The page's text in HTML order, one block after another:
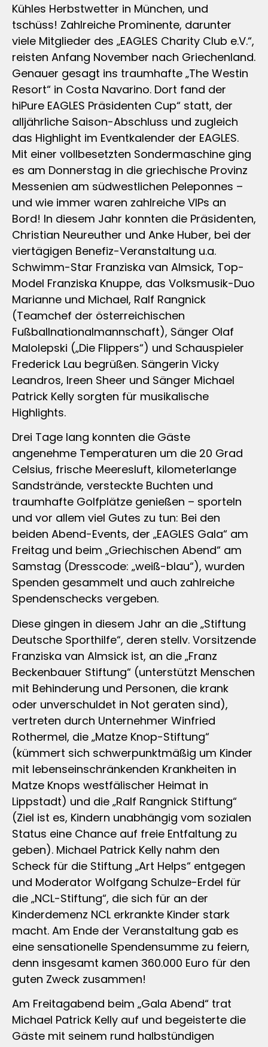
Kühles Herbstwetter in München, und
tschüss! Zahlreiche Prominente, darunter
viele Mitglieder des „EAGLES Charity Club e.V.“,
reisten Anfang November nach Griechenland.
Genauer gesagt ins traumhafte „The Westin
Resort“ in Costa Navarino. Dort fand der
hiPure EAGLES Präsidenten Cup“ statt, der
alljährliche Saison-Abschluss und zugleich
das Highlight im Eventkalender der EAGLES.
Mit einer vollbesetzten Sondermaschine ging
es am Donnerstag in die griechische Provinz
Messenien am südwestlichen Peleponnes –
und wie immer waren zahlreiche VIPs an
Bord! In diesem Jahr konnten die Präsidenten,
Christian Neureuther und Anke Huber, bei der
viertägigen Benefiz-Veranstaltung u.a.
Schwimm-Star Franziska van Almsick, Top-
Model Franziska Knuppe, das Volksmusik-Duo
Marianne und Michael, Ralf Rangnick
(Teamchef der österreichischen
Fußballnationalmannschaft), Sänger Olaf
Malolepski („Die Flippers“) und Schauspieler
Frederick Lau begrüßen. Sängerin Vicky
Leandros, Ireen Sheer und Sänger Michael
Patrick Kelly sorgten für musikalische
Highlights.
Drei Tage lang konnten die Gäste
angenehme Temperaturen um die 20 Grad
Celsius, frische Meeresluft, kilometerlange
Sandstrände, versteckte Buchten und
traumhafte Golfplätze genießen – sporteln
und vor allem viel Gutes zu tun: Bei den
beiden Abend-Events, der „EAGLES Gala“ am
Freitag und beim „Griechischen Abend“ am
Samstag (Dresscode: „weiß-blau“), wurden
Spenden gesammelt und auch zahlreiche
Spendenschecks vergeben.
Diese gingen in diesem Jahr an die „Stiftung
Deutsche Sporthilfe“, deren stellv. Vorsitzende
Franziska van Almsick ist, an die „Franz
Beckenbauer Stiftung“ (unterstützt Menschen
mit Behinderung und Personen, die krank
oder unverschuldet in Not geraten sind),
vertreten durch Unternehmer Winfried
Rothermel, die „Matze Knop-Stiftung“
(kümmert sich schwerpunktmäßig um Kinder
mit lebenseinschränkenden Krankheiten in
Matze Knops westfälischer Heimat in
Lippstadt) und die „Ralf Rangnick Stiftung“
(Ziel ist es, Kindern unabhängig vom sozialen
Status eine Chance auf freie Entfaltung zu
geben). Michael Patrick Kelly nahm den
Scheck für die Stiftung „Art Helps“ entgegen
und Moderator Wolfgang Schulze-Erdel für
die „NCL-Stiftung“, die sich für an der
Kinderdemenz NCL erkrankte Kinder stark
macht. Am Ende der Veranstaltung gab es
eine sensationelle Spendensumme zu feiern,
denn insgesamt kamen 360.000 Euro für den
guten Zweck zusammen!
Am Freitagabend beim „Gala Abend“ trat
Michael Patrick Kelly auf und begeisterte die
Gäste mit seinem rund halbstündigen